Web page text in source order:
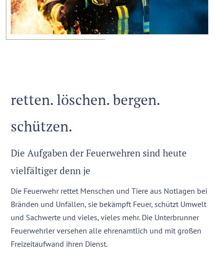
retten. löschen. bergen.
schützen.
Die Aufgaben der Feuerwehren sind heute
vielfältiger denn je
Die Feuerwehr rettet Menschen und Tiere aus Notlagen bei
Bränden und Unfällen, sie bekämpft Feuer, schützt Umwelt
und Sachwerte und vieles, vieles mehr. Die Unterbrunner
Feuerwehrler versehen alle ehrenamtlich und mit großen
Freizeitaufwand ihren Dienst.